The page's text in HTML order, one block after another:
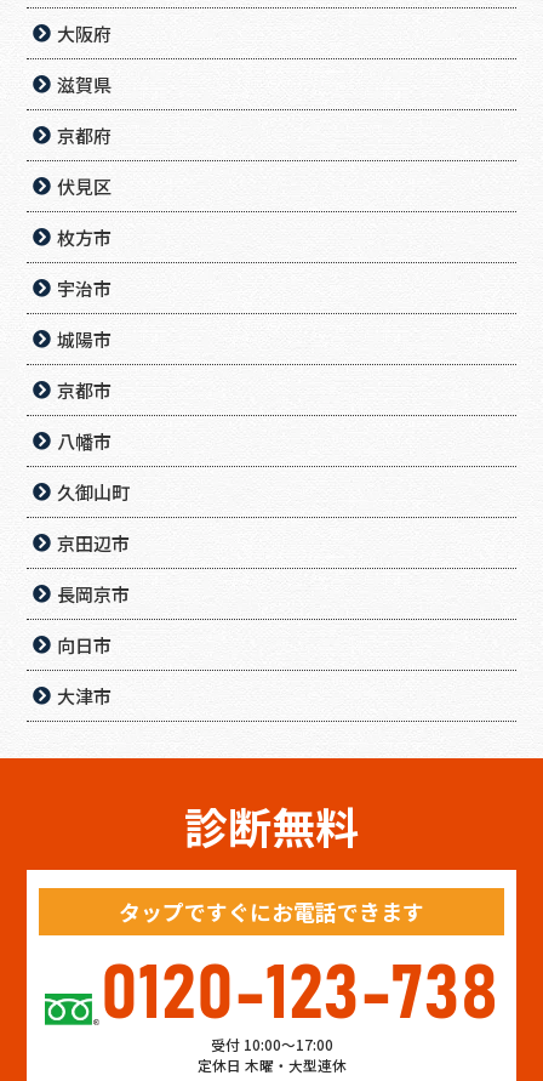
大阪府
滋賀県
京都府
伏見区
枚方市
宇治市
城陽市
京都市
八幡市
久御山町
京田辺市
長岡京市
向日市
大津市
診断無料
タップですぐにお電話できます
0120-123-738
受付 10:00～17:00
定休日 木曜・大型連休